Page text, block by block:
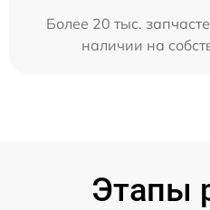
Более 20 тыс.
наличии на
Этапы